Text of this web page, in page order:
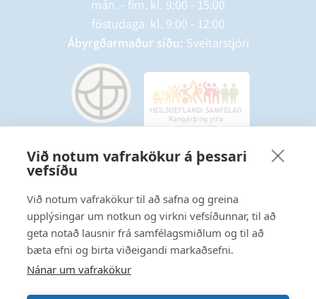
Við notum vafrakökur á þessari
vefsíðu
Við notum vafrakökur til að safna og greina
upplýsingar um notkun og virkni vefsíðunnar, til að
geta notað lausnir frá samfélagsmiðlum og til að
bæta efni og birta viðeigandi markaðsefni.
Nánar um vafrakökur
mán. - fim. kl. 9:00 - 15:00
föstudaga kl. 9:00 - 12:00
Ábyrgðarmaður síðu: Sveitarstjóri
Starfsmannavefur
Hafðu samband
Ritstjórnarstefna
Fylgstu með á Facebook